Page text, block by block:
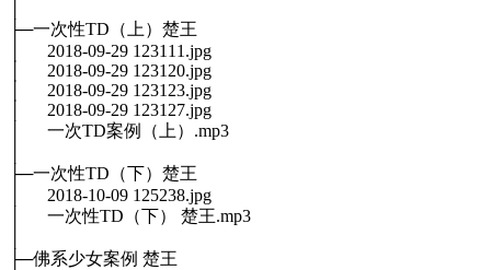
├─一次性TD（上）楚王
│ 2018-09-29 123111.jpg
│ 2018-09-29 123120.jpg
│ 2018-09-29 123123.jpg
│ 2018-09-29 123127.jpg
│ 一次TD案例（上）.mp3
├─一次性TD（下）楚王
│ 2018-10-09 125238.jpg
│ 一次性TD（下） 楚王.mp3
├─佛系少女案例 楚王